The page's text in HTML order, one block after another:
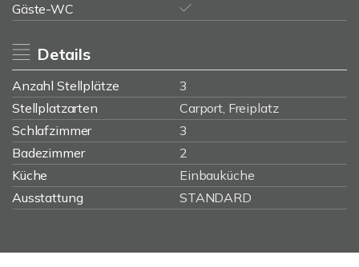
Gäste-WC
Details
Anzahl Stellplätze
3
Stellplatzarten
Carport, Freiplatz
Schlafzimmer
3
Badezimmer
2
Küche
Einbauküche
Ausstattung
STANDARD